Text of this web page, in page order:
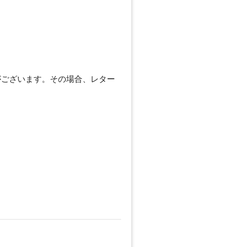
ざいます。その場合、レター